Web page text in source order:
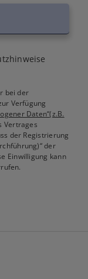
bei der
Verfügung
Daten“(z.B.
Vertrages
der Registrierung
der
Einwilligung kann